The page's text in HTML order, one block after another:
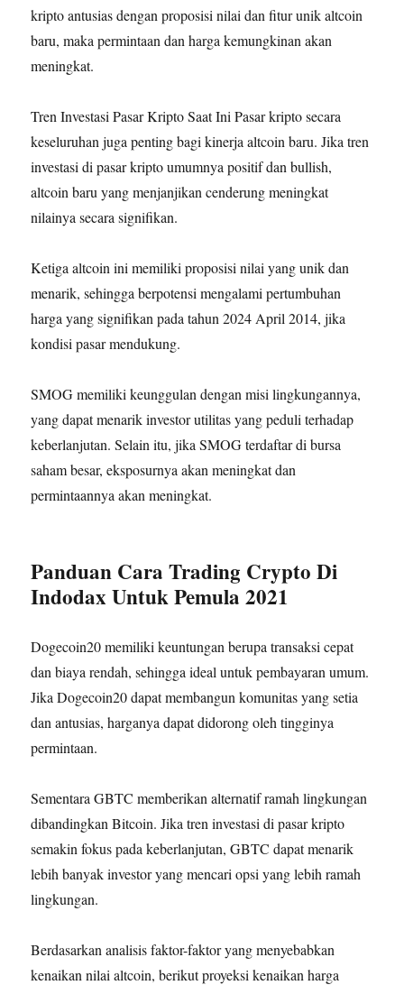
kripto antusias dengan proposisi nilai dan fitur unik altcoin
baru, maka permintaan dan harga kemungkinan akan
meningkat.
Tren Investasi Pasar Kripto Saat Ini Pasar kripto secara
keseluruhan juga penting bagi kinerja altcoin baru. Jika tren
investasi di pasar kripto umumnya positif dan bullish,
altcoin baru yang menjanjikan cenderung meningkat
nilainya secara signifikan.
Ketiga altcoin ini memiliki proposisi nilai yang unik dan
menarik, sehingga berpotensi mengalami pertumbuhan
harga yang signifikan pada tahun 2024 April 2014, jika
kondisi pasar mendukung.
SMOG memiliki keunggulan dengan misi lingkungannya,
yang dapat menarik investor utilitas yang peduli terhadap
keberlanjutan. Selain itu, jika SMOG terdaftar di bursa
saham besar, eksposurnya akan meningkat dan
permintaannya akan meningkat.
Panduan Cara Trading Crypto Di
Indodax Untuk Pemula 2021
Dogecoin20 memiliki keuntungan berupa transaksi cepat
dan biaya rendah, sehingga ideal untuk pembayaran umum.
Jika Dogecoin20 dapat membangun komunitas yang setia
dan antusias, harganya dapat didorong oleh tingginya
permintaan.
Sementara GBTC memberikan alternatif ramah lingkungan
dibandingkan Bitcoin. Jika tren investasi di pasar kripto
semakin fokus pada keberlanjutan, GBTC dapat menarik
lebih banyak investor yang mencari opsi yang lebih ramah
lingkungan.
Berdasarkan analisis faktor-faktor yang menyebabkan
kenaikan nilai altcoin, berikut proyeksi kenaikan harga